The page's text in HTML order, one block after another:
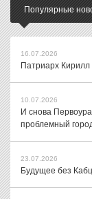
Популярные
16.07.2026
Патриарх Кирилл
10.07.2026
И снова
проблемный
23.07.2026
Будущее без